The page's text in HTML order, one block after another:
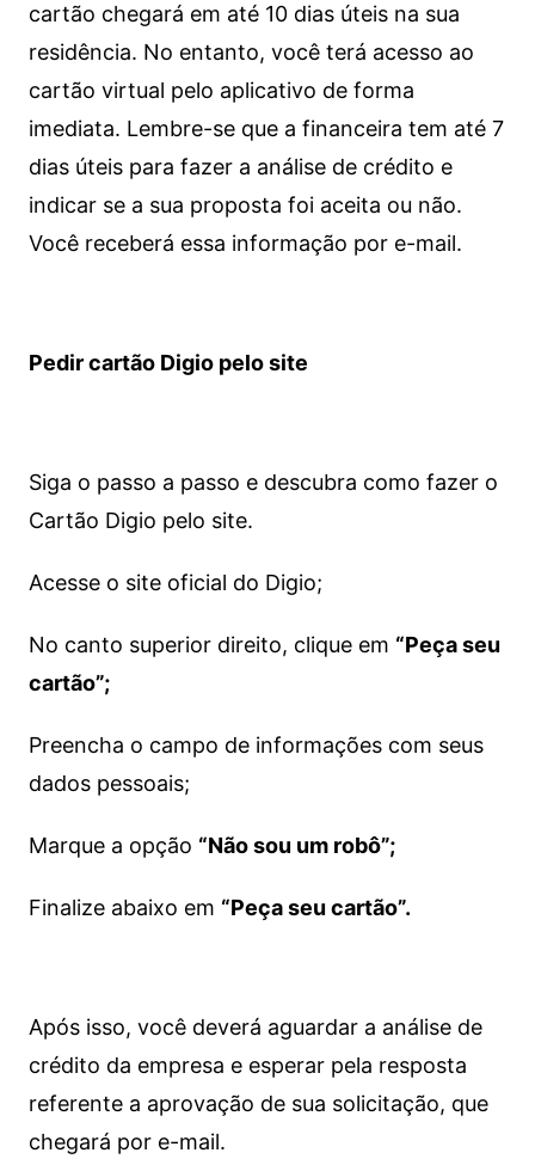
cartão chegará em até 10 dias úteis na sua
residência. No entanto, você terá acesso ao
cartão virtual pelo aplicativo de forma
imediata. Lembre-se que a financeira tem até 7
dias úteis para fazer a análise de crédito e
indicar se a sua proposta foi aceita ou não.
Você receberá essa informação por e-mail.
Pedir cartão Digio pelo site
Siga o passo a passo e descubra como fazer o
Cartão Digio pelo site.
Acesse o site oficial do Digio;
No canto superior direito, clique em “Peça seu
cartão”;
Preencha o campo de informações com seus
dados pessoais;
Marque a opção “Não sou um robô”;
Finalize abaixo em “Peça seu cartão”.
Após isso, você deverá aguardar a análise de
crédito da empresa e esperar pela resposta
referente a aprovação de sua solicitação, que
chegará por e-mail.